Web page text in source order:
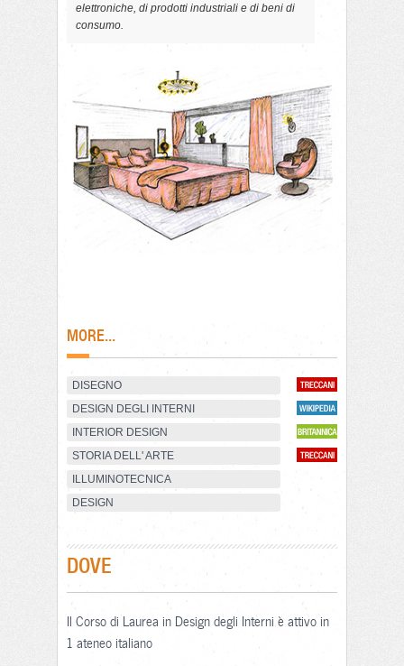
elettroniche, di prodotti industriali e di beni di
consumo.
MORE...
DISEGNO
DESIGN DEGLI INTERNI
INTERIOR DESIGN
STORIA DELL' ARTE
ILLUMINOTECNICA
DESIGN
DOVE
Il Corso di Laurea in Design degli Interni è attivo in
1 ateneo italiano